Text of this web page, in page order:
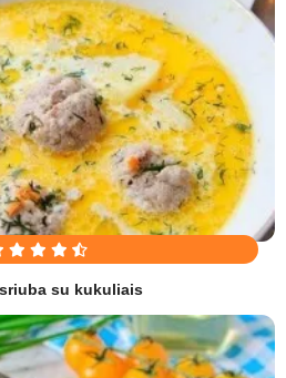
su kukuliais